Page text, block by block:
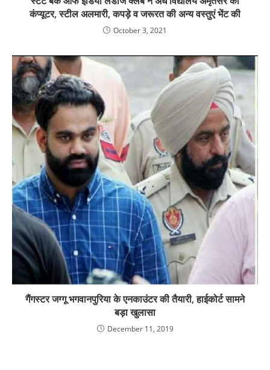
कंप्यूटर, स्टील अलमारी, कपड़े व जरूरत की अन्य वस्तुएं भेंट की
October 3, 2021
गैंगस्टर जग्गू भगवानपुरिया के एनकाउंटर की तैयारी, हाईकोर्ट सामने
बड़ा खुलासा
December 11, 2019